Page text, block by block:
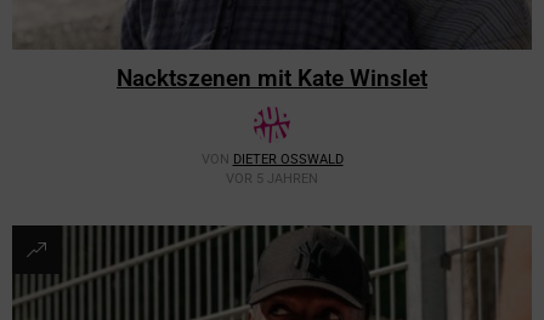
Nacktszenen mit Kate Winslet
VON DIETER OSSWALD
VOR 5 JAHREN